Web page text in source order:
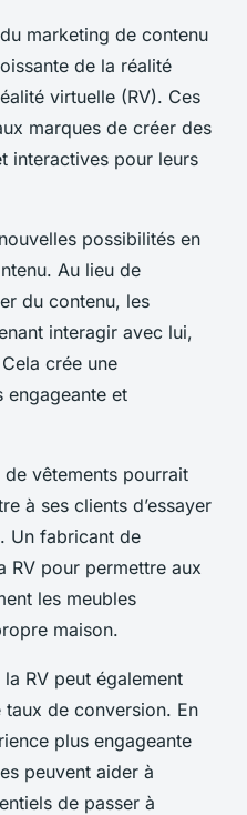
marketing de contenu
de la réalité
virtuelle (RV). Ces
marques de créer des
interactives pour leurs
possibilités en
Au lieu de
du contenu, les
interagir avec lui,
crée une
engageante et
vêtements pourrait
à ses clients d’essayer
Un fabricant de
RV pour permettre aux
les meubles
maison.
la RV peut également
de conversion. En
plus engageante
peuvent aider à
de passer à